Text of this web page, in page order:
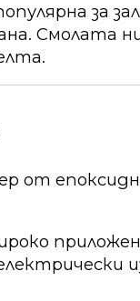
за
Смолата
от